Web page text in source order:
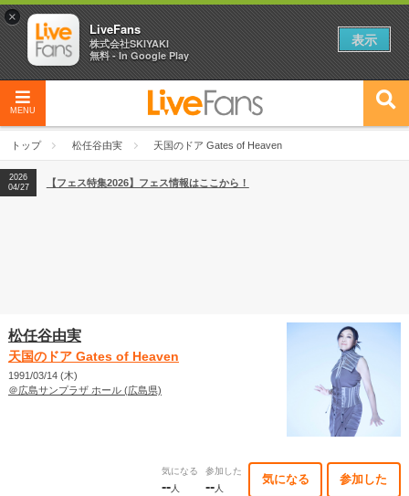
MENU
トップ 松任谷由実 天国のドア Gates of Heaven
2026
04/27
2026
【ライブ動員ランキング】2026年上半期編発表！
2026
04/27
【フェス特集2026】フェス情報はここから！
松任谷由実
天国のドア Gates of Heaven
1991/03/14 (木)
＠広島サンプラザ ホール (広島県)
気になる
--人
参加した
--人
気になる 参加した
×
LiveFans
株式会社SKIYAKI
無料 - In Google Play
表示